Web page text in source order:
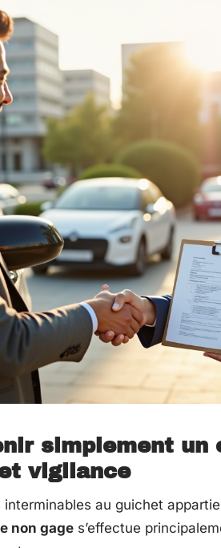
simplement un
vigilance
au guichet
non gage s’effectue